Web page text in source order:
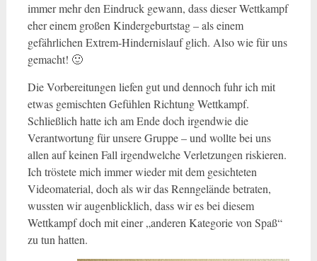
immer mehr den Eindruck gewann, dass dieser Wettkampf
eher einem großen Kindergeburtstag – als einem
gefährlichen Extrem-Hindernislauf glich. Also wie für uns
gemacht! 🙂
Die Vorbereitungen liefen gut und dennoch fuhr ich mit
etwas gemischten Gefühlen Richtung Wettkampf.
Schließlich hatte ich am Ende doch irgendwie die
Verantwortung für unsere Gruppe – und wollte bei uns
allen auf keinen Fall irgendwelche Verletzungen riskieren.
Ich tröstete mich immer wieder mit dem gesichteten
Videomaterial, doch als wir das Renngelände betraten,
wussten wir augenblicklich, dass wir es bei diesem
Wettkampf doch mit einer „anderen Kategorie von Spaß“
zu tun hatten.